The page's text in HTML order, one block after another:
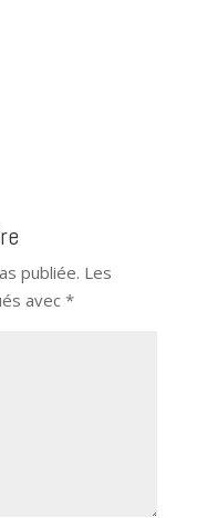
publiée. Les
avec *